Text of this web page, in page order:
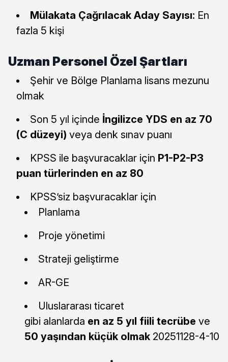
Mülakata Çağrılacak Aday Sayısı: En
fazla 5 kişi
Uzman Personel Özel Şartları
Şehir ve Bölge Planlama lisans mezunu
olmak
Son 5 yıl içinde İngilizce YDS en az 70
(C düzeyi) veya denk sınav puanı
KPSS ile başvuracaklar için P1-P2-P3
puan türlerinden en az 80
KPSS’siz başvuracaklar için
Planlama
Proje yönetimi
Strateji geliştirme
AR-GE
Uluslararası ticaret
gibi alanlarda en az 5 yıl fiili tecrübe ve
50 yaşından küçük olmak 20251128-4-10